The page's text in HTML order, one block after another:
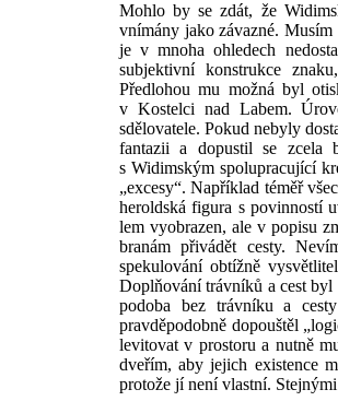
Mohlo by se zdát, že
vnímány jako závazné.
je v mnoha ohledech
subjektivní konstrukce
Předlohou mu možná byl
v Kostelci nad Labem.
sdělovatele. Pokud nebyly
fantazii a dopustil se zcela
s Widimským spolupracující
„excesy“. Například téměř
heroldská figura s povinností
lem vyobrazen, ale v popisu
branám přivádět cesty.
spekulování obtížně
Doplňování trávníků a cest byl
podoba bez trávníku a
pravděpodobně dopouštěl
levitovat v prostoru a nutně
dveřím, aby jejich existence
protože jí není vlastní.